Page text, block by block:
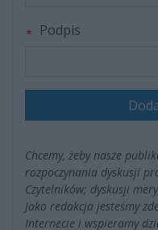
Podpis
Chcemy, żeby nasze
rozpoczynania dyskusji
Czytelników; dyskusji
Jako redakcja jesteśmy
Internecie i wspieramy